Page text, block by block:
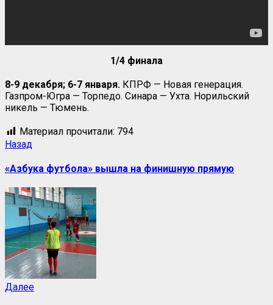
1/4 финала
8-9 декабря; 6-7 января. КПРФ — Новая генерация.
Газпром-Югра — Торпедо. Синара — Ухта. Норильский
никель — Тюмень.
Материал прочитали: 794
Навигация
записи
Назад
«Азбука футбола» вышла на финишную прямую
ДалееСледующая